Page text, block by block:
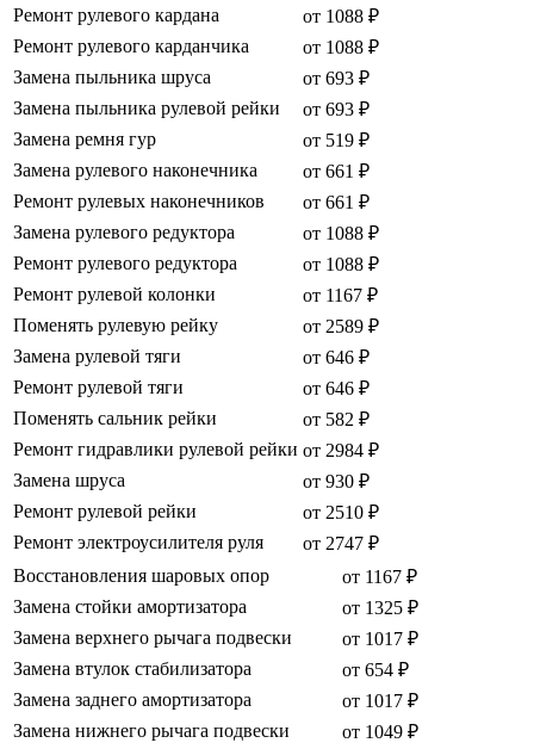
Ремонт рулевого кардана
от 1088 ₽
Ремонт рулевого карданчика
от 1088 ₽
Замена пыльника шруса
от 693 ₽
Замена пыльника рулевой рейки
от 693 ₽
Замена ремня гур
от 519 ₽
Замена рулевого наконечника
от 661 ₽
Ремонт рулевых наконечников
от 661 ₽
Замена рулевого редуктора
от 1088 ₽
Ремонт рулевого редуктора
от 1088 ₽
Ремонт рулевой колонки
от 1167 ₽
Поменять рулевую рейку
от 2589 ₽
Замена рулевой тяги
от 646 ₽
Ремонт рулевой тяги
от 646 ₽
Поменять сальник рейки
от 582 ₽
Ремонт гидравлики рулевой рейки от 2984 ₽
Замена шруса
от 930 ₽
Ремонт рулевой рейки
от 2510 ₽
Ремонт электроусилителя руля
от 2747 ₽
Восстановления шаровых опор
от 1167 ₽
Замена стойки амортизатора
от 1325 ₽
Замена верхнего рычага подвески
от 1017 ₽
Замена втулок стабилизатора
от 654 ₽
Замена заднего амортизатора
от 1017 ₽
Замена нижнего рычага подвески
от 1049 ₽